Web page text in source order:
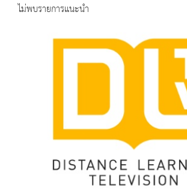
ไม่พบรายการแนะนำ